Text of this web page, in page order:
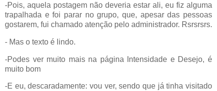
-Pois, aquela postagem não deveria estar ali, eu fiz alguma
trapalhada e foi parar no grupo, que, apesar das pessoas
gostarem, fui chamado atenção pelo administrador. Rsrsrsrs.
- Mas o texto é lindo.
-Podes ver muito mais na página Intensidade e Desejo, é
muito bom
-E eu, descaradamente: vou ver, sendo que já tinha visitado